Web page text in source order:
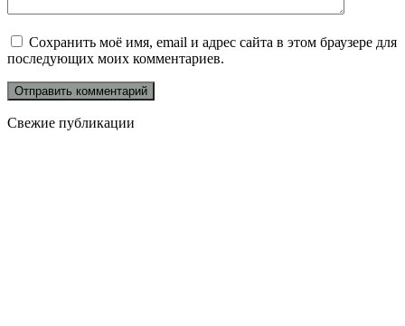
Сохранить моё имя, email и адрес сайта в этом браузере для
последующих моих комментариев.
Свежие публикации